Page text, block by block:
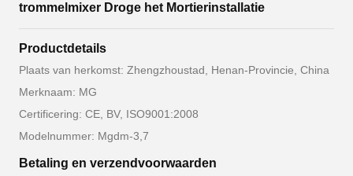
trommelmixer Droge het Mortierinstallatie
Productdetails
Plaats van herkomst: Zhengzhoustad, Henan-Provincie, China
Merknaam: MG
Certificering: CE, BV, ISO9001:2008
Modelnummer: Mgdm-3,7
Betaling en verzendvoorwaarden